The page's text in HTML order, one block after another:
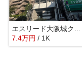
エスリード大阪城クローグ
7.4万円 / 1K